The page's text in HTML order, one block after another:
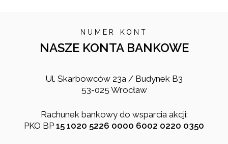
NUMER KONT
NASZE KONTA BANKOWE
Ul. Skarbowców 23a / Budynek B3
53-025 Wrocław
Rachunek bankowy do wsparcia akcji:
PKO BP 15 1020 5226 0000 6002 0220 0350